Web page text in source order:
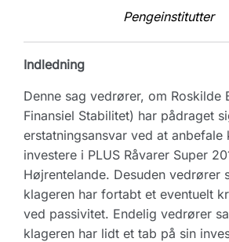
Pengeinstitutter
Indledning
Denne sag vedrører, om Roskilde
Finansiel Stabilitet) har pådraget
erstatningsansvar ved at anbefale
investere i PLUS Råvarer Super
Højrentelande. Desuden vedrører
klageren har fortabt et eventuelt
ved passivitet. Endelig vedrører
klageren har lidt et tab på sin